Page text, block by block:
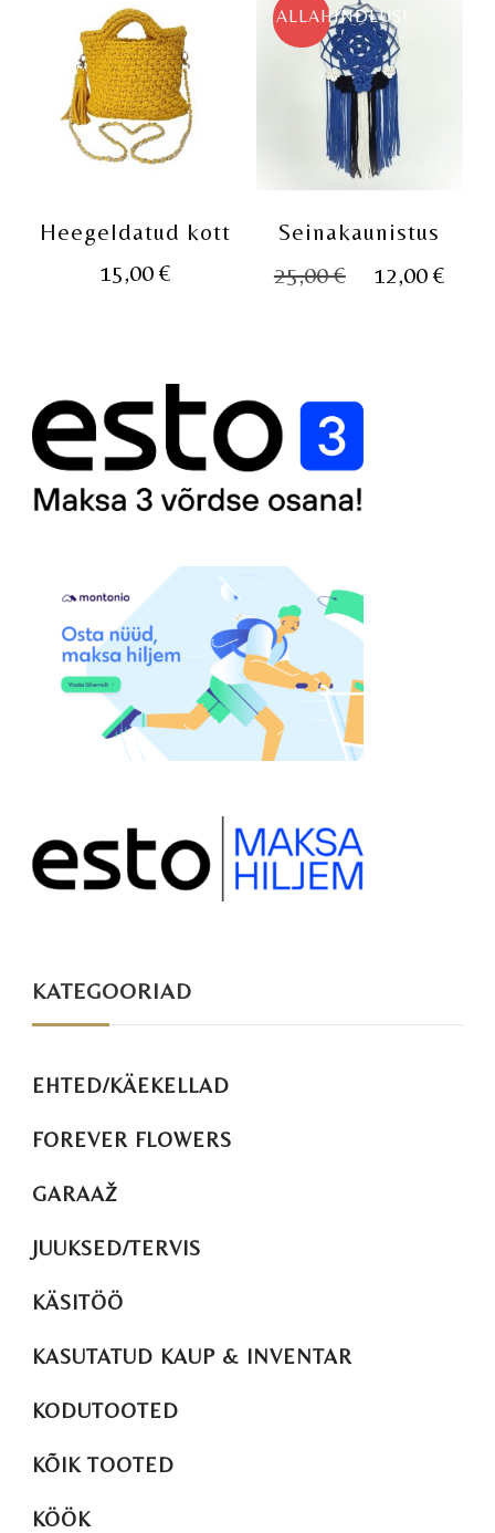
Heegeldatud kott
15,00€
ALLAHINDLUS!
Seinakaunistus
25,00€
Algne
12,00 €
KATEGOORIAD
EHTED/KÄEKELLAD
FOREVER FLOWERS
GARAAŽ
JUUKSED/TERVIS
KÄSITÖÖ
KASUTATUD KAUP & INVENTAR
KODUTOOTED
KÕIK TOOTED
KÖÖK